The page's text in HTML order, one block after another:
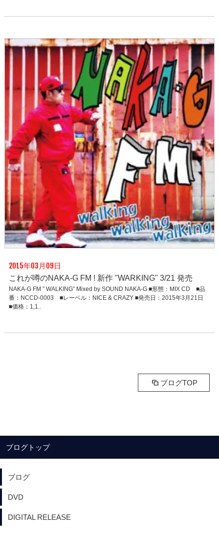
2015年03月09日
これが噂のNAKA-G FM ! 新作 "WARKING" 3/21 発売
NAKA-G FM ” WALKING” Mixed by SOUND NAKA-G ■形態：MIX CD ■品
番：NCCD-0003 ■レーベル：NICE & CRAZY ■発売日：2015年3月21日
■価格：1,1..
ブログTOP
ブログトップ
ブログ
DVD
DIGITAL RELEASE